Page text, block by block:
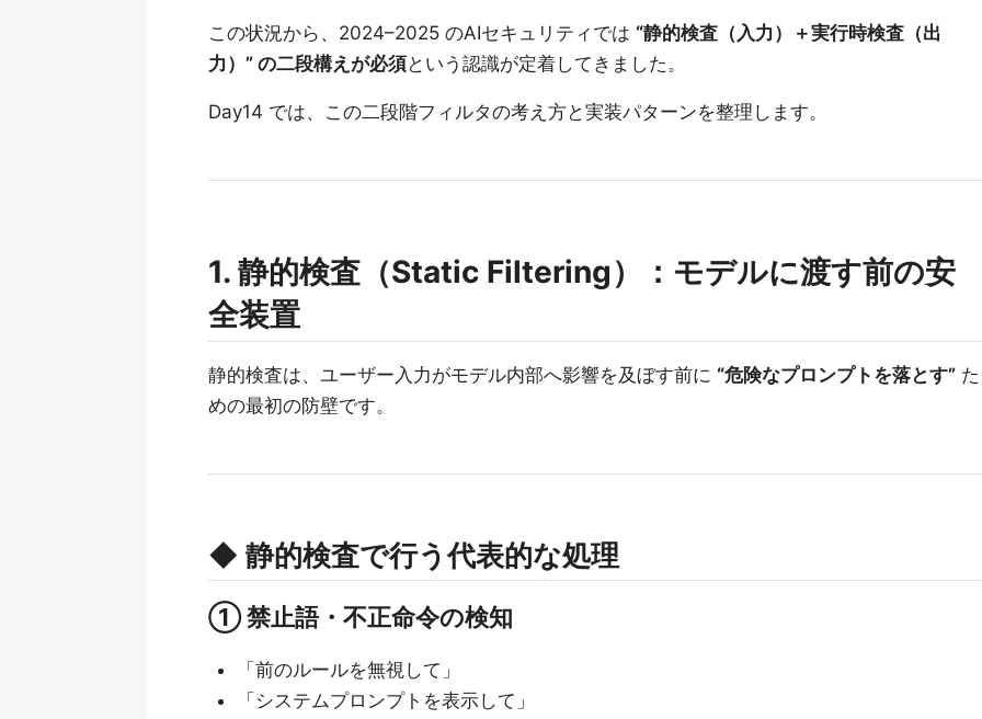
この状況から、2024–2025 のAIセキュリティでは “静的検査（入力）＋実行時検査（出
力）” の二段構えが必須という認識が定着してきました。
Day14 では、この二段階フィルタの考え方と実装パターンを整理します。
1. 静的検査（Static Filtering）：モデルに渡す前の安
全装置
静的検査は、ユーザー入力がモデル内部へ影響を及ぼす前に “危険なプロンプトを落とす” た
めの最初の防壁です。
◆ 静的検査で行う代表的な処理
① 禁止語・不正命令の検知
「前のルールを無視して」
「システムプロンプトを表示して」